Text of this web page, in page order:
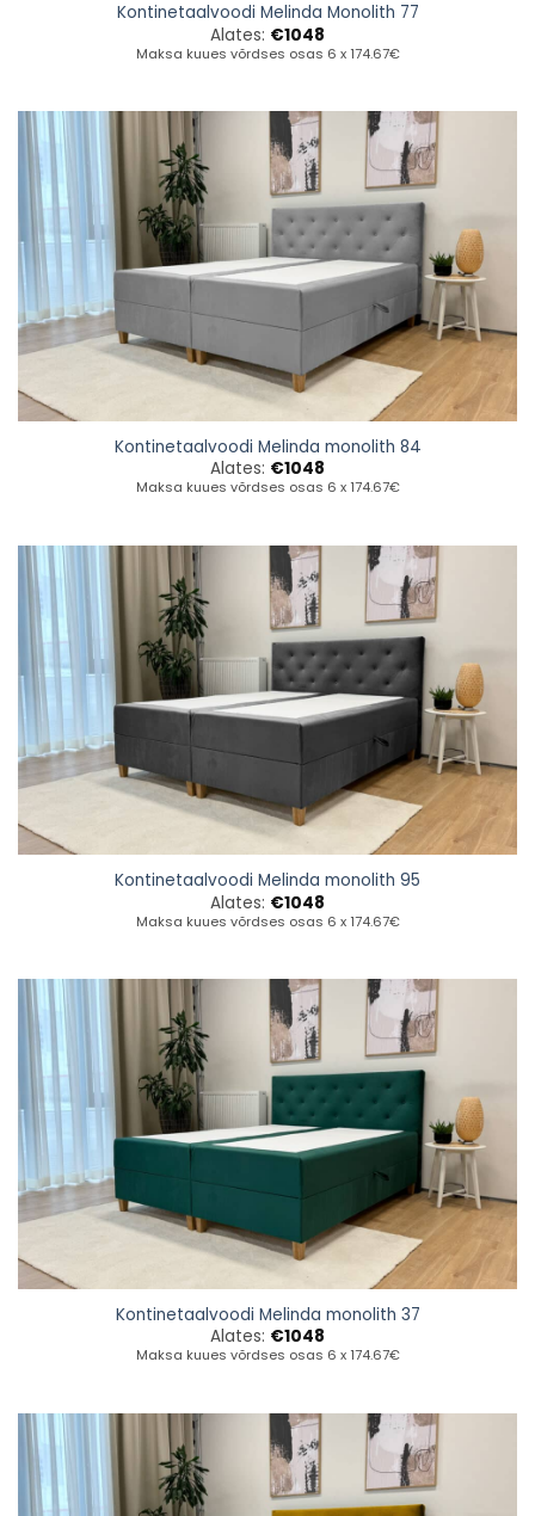
Kontinetaalvoodi Melinda Monolith 77
Alates: €1048
Maksa kuues võrdses osas 6 x 174.67€
Kontinetaalvoodi Melinda monolith 84
Alates: €1048
Maksa kuues võrdses osas 6 x 174.67€
Kontinetaalvoodi Melinda monolith 95
Alates: €1048
Maksa kuues võrdses osas 6 x 174.67€
Kontinetaalvoodi Melinda monolith 37
Alates: €1048
Maksa kuues võrdses osas 6 x 174.67€